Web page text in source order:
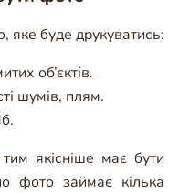
яке буде друкуватись:
об’єктів.
шумів, плям.
якісніше має бути
фото займає кілька